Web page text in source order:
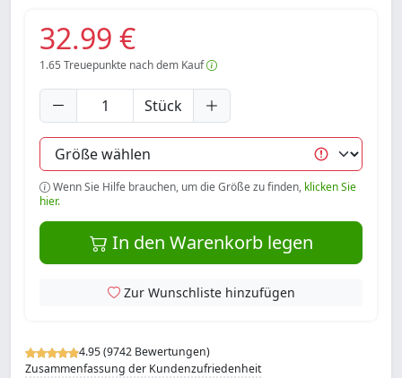
4.95 (9742 Bewertungen)
Zusammenfassung der Kundenzufriedenheit
32.99 €
1.65 Treuepunkte nach dem Kauf
Stück
Wenn Sie Hilfe brauchen, um die Größe zu finden, klicken Sie
hier.
In den Warenkorb legen
Zur Wunschliste hinzufügen